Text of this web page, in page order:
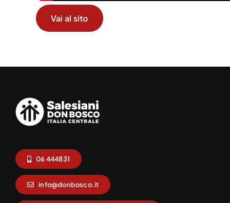
Vai al sito
06 444831
info@donbosco.it